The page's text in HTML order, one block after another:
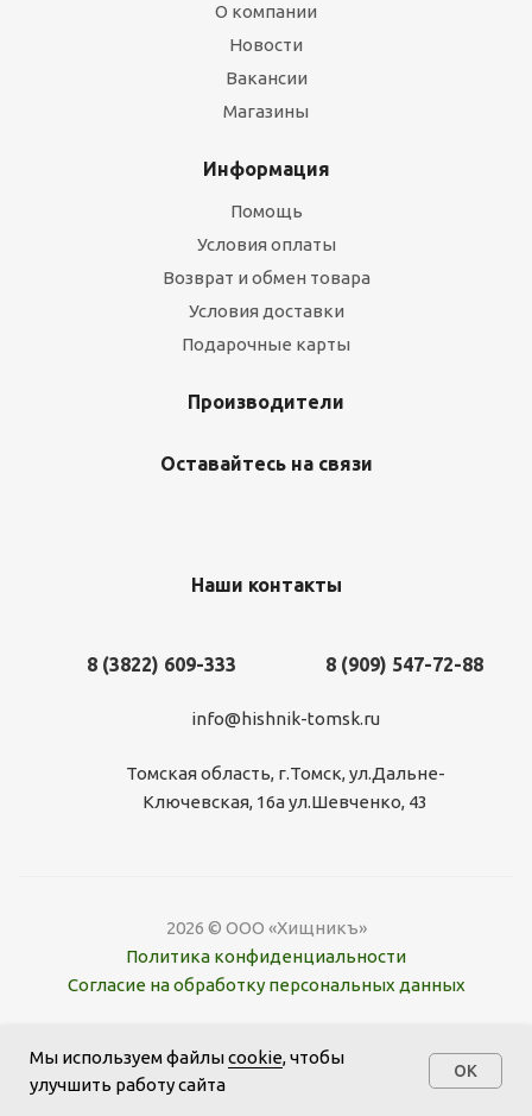
О компании
Новости
Вакансии
Магазины
Информация
Помощь
Условия оплаты
Возврат и обмен товара
Условия доставки
Подарочные карты
Производители
Оставайтесь на связи
Наши контакты
8 (3822) 609-333 8 (909) 547-72-88
info@hishnik-tomsk.ru
Томская область, г.Томск, ул.Дальне-
Ключевская, 16а ул.Шевченко, 43
2026 © ООО «Хищникъ»
Политика конфиденциальности
Согласие на обработку персональных данных
Метрика, предоставляемый компанией ООО «ЯНДЕКС»,
119021, Россия, Москва, ул. Л. Толстого, 16
Мы используем файлыcookie, чтобы
улучшить работу сайта
OK